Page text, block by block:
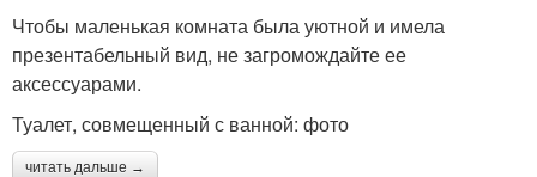
Чтобы маленькая комната была уютной и имела
презентабельный вид, не загромождайте ее
аксессуарами.
Туалет, совмещенный с ванной: фото
читать дальше →